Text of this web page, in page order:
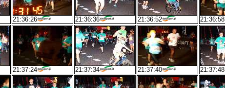
21:36:26 21:36:36 21:36:52 21:36:58
21:37:24 21:37:34 21:37:40 21:37:48